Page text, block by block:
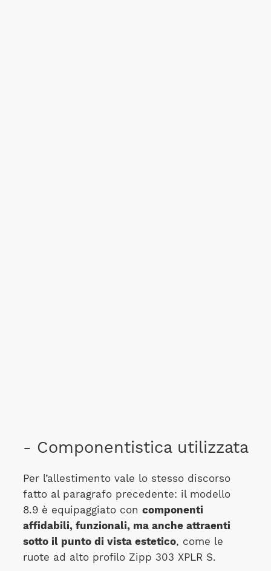
- Componentistica utilizzata
Per l’allestimento vale lo stesso discorso
fatto al paragrafo precedente: il modello
8.9 è equipaggiato con componenti
affidabili, funzionali, ma anche attraenti
sotto il punto di vista estetico, come le
ruote ad alto profilo Zipp 303 XPLR S.